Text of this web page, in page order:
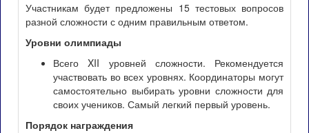
Участникам будет предложены 15 тестовых вопросов
разной сложности с одним правильным ответом.
Уровни олимпиады
Всего XII уровней сложности. Рекомендуется
участвовать во всех уровнях. Координаторы могут
самостоятельно выбирать уровни сложности для
своих учеников. Самый легкий первый уровень.
Порядок награждения